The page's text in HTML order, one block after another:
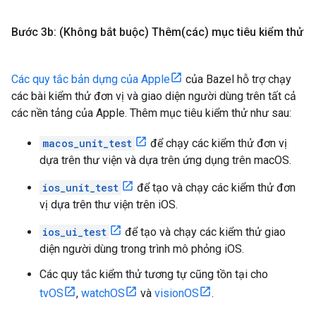
Bước 3b: (Không bắt buộc) Thêm(các) mục tiêu kiểm thử
Các quy tắc bản dựng của Apple
của Bazel hỗ trợ chạy
các bài kiểm thử đơn vị và giao diện người dùng trên tất cả
các nền tảng của Apple. Thêm mục tiêu kiểm thử như sau:
macos_unit_test
để chạy các kiểm thử đơn vị
dựa trên thư viện và dựa trên ứng dụng trên macOS.
ios_unit_test
để tạo và chạy các kiểm thử đơn
vị dựa trên thư viện trên iOS.
ios_ui_test
để tạo và chạy các kiểm thử giao
diện người dùng trong trình mô phỏng iOS.
Các quy tắc kiểm thử tương tự cũng tồn tại cho
tvOS
, watchOS và visionOS .